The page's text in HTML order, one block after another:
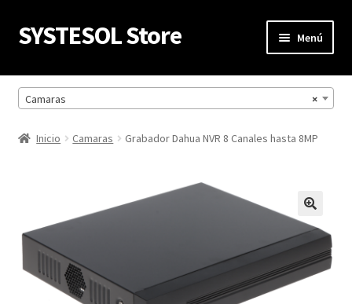
Ir
a
navegación
Ir
al
SYSTESOL Store Menú
Inicio
Finalizar compra
Política de privacidad
Productos
×
Camaras
Inicio Camaras Grabador Dahua NVR 8 Canales hasta 8MP